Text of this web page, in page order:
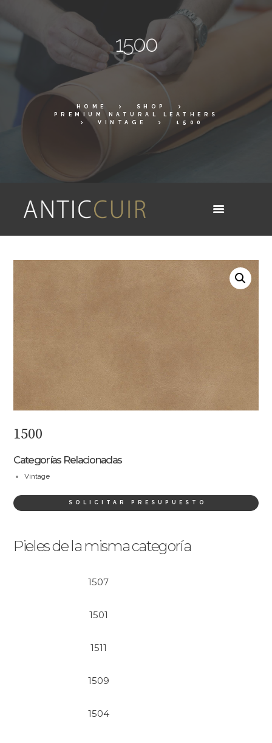
1500
HOME
SHOP
PREMIUM NATURAL LEATHERS
VINTAGE
1500
1500
Categorías Relacionadas
Vintage
SOLICITAR PRESUPUESTO
Pieles de la misma categoría
1507
1501
1511
1509
1504